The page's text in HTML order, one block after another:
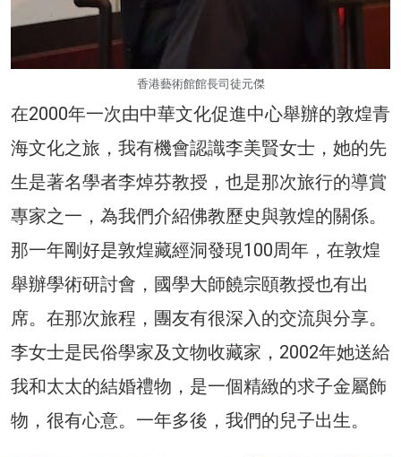
香港藝術館館長司徒元傑
在2000年一次由中華文化促進中心舉辦的敦煌青
海文化之旅，我有機會認識李美賢女士，她的先
生是著名學者李焯芬教授，也是那次旅行的導賞
專家之一，為我們介紹佛教歷史與敦煌的關係。
那一年剛好是敦煌藏經洞發現100周年，在敦煌
舉辦學術研討會，國學大師饒宗頤教授也有出
席。在那次旅程，團友有很深入的交流與分享。
李女士是民俗學家及文物收藏家，2002年她送給
我和太太的結婚禮物，是一個精緻的求子金屬飾
物，很有心意。一年多後，我們的兒子出生。